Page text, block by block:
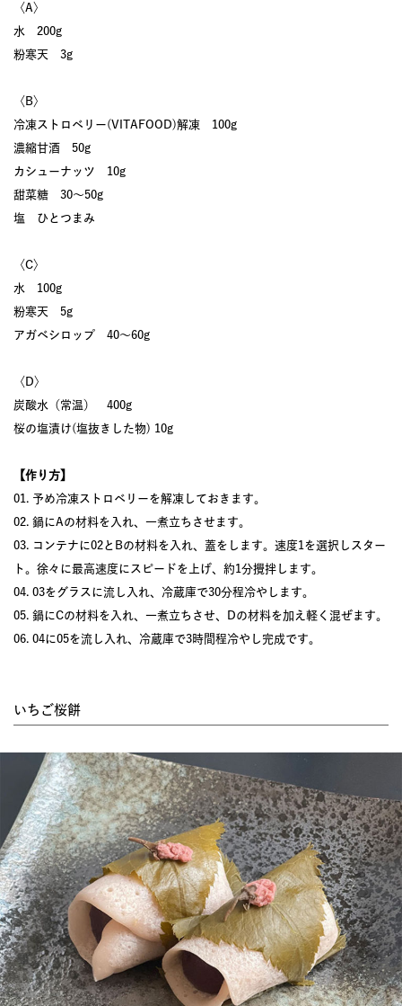
〈A〉
水 200g
粉寒天 3g
〈B〉
冷凍ストロベリー(VITAFOOD)解凍 100g
濃縮甘酒 50g
カシューナッツ 10g
甜菜糖 30〜50g
塩 ひとつまみ
〈C〉
水 100g
粉寒天 5g
アガベシロップ 40〜60g
〈D〉
炭酸水（常温） 400g
桜の塩漬け(塩抜きした物) 10g
【作り方】
01. 予め冷凍ストロベリーを解凍しておきます。
02. 鍋にAの材料を入れ、一煮立ちさせます。
03. コンテナに02とBの材料を入れ、蓋をします。速度1を選択しスター
ト。徐々に最高速度にスピードを上げ、約1分攪拌します。
04. 03をグラスに流し入れ、冷蔵庫で30分程冷やします。
05. 鍋にCの材料を入れ、一煮立ちさせ、Dの材料を加え軽く混ぜます。
06. 04に05を流し入れ、冷蔵庫で3時間程冷やし完成です。
いちご桜餅